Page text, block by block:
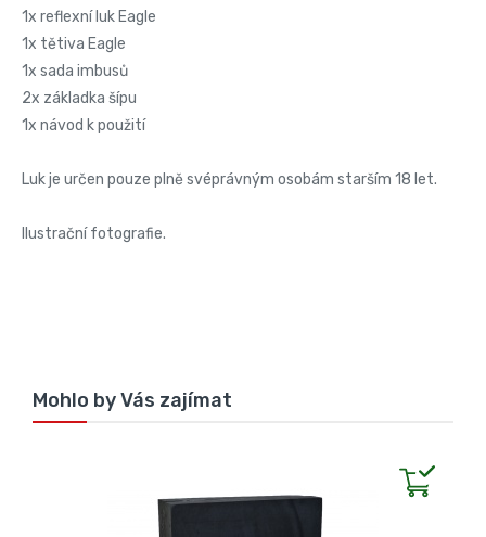
1x reflexní luk Eagle
1x tětiva Eagle
1x sada imbusů
2x základka šípu
1x návod k použití
Luk je určen pouze plně svéprávným osobám starším 18 let.
Ilustrační fotografie.
Mohlo by Vás zajímat